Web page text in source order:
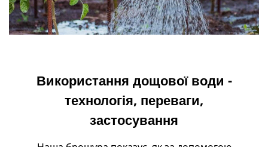
Використання дощової води -
технологія, переваги,
застосування